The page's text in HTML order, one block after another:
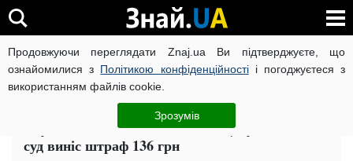
Продовжуючи переглядати Znaj.ua Ви підтверджуєте, що
ознайомилися з Політикою конфіденційностіі погоджуєтеся з
використанням файлів cookie.
Зрозумів
ВІЙНА РОСІЇ ПРОТИ УКРАЇНИ КОРОНАВІРУС В УКРАЇНІ
ЧИТАТЬ НА РУССКОМ
Студент відмовився їхати до ТЦК у Львові —
суд виніс штраф 136 грн